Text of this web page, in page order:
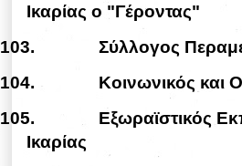
Ικαρίας ο "Γέροντας"
103.
Σύλλογος
104.
Κοινωνικός και
105.
Εξωραϊστικός
Ικαρίας